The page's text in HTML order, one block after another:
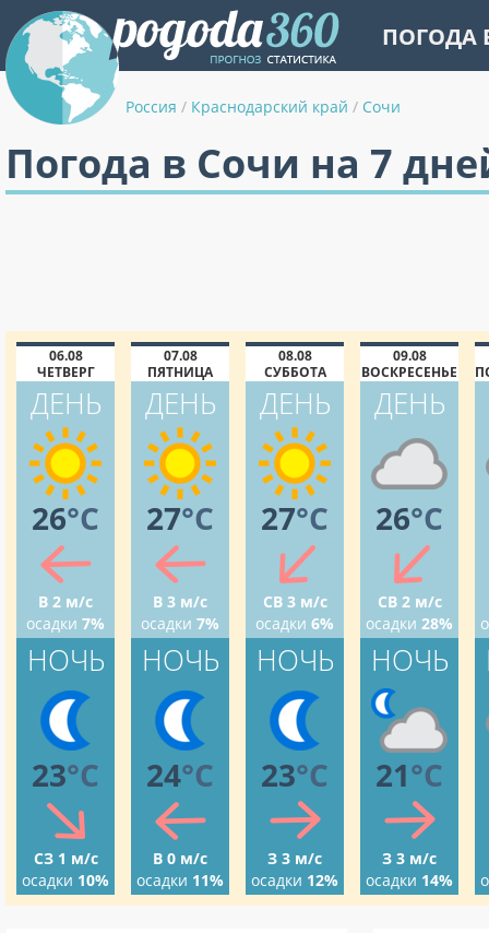
ПОГОДА
Россия / Краснодарский край / Сочи
Погода в Сочи на 7
06.08
ЧЕТВЕРГ
ДЕНЬ
26°C
В 2 м/с
осадки 7%
НОЧЬ
23°C
СЗ 1 м/с
осадки 10%
07.08
ПЯТНИЦА
ДЕНЬ
27°C
В 3 м/с
осадки 7%
НОЧЬ
24°C
В 0 м/с
осадки 11%
08.08
СУББОТА
ДЕНЬ
27°C
СВ 3 м/с
осадки 6%
НОЧЬ
23°C
З 3 м/с
осадки 12%
09.08
ВОСКРЕСЕНЬЕ
ДЕНЬ
26°C
СВ 2 м/с
осадки 28%
НОЧЬ
21°C
З 3 м/с
осадки 14%